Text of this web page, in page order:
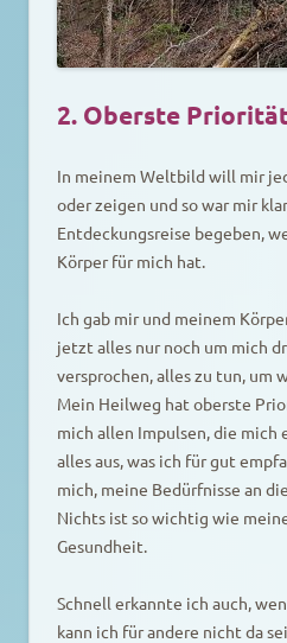
2. Oberste
In meinem Weltbild will mir
oder zeigen und so war mir
Entdeckungsreise begeben,
Körper für mich hat.
Ich gab mir und meinem
jetzt alles nur noch um mich
versprochen, alles zu tun, um
Mein Heilweg hat oberste
mich allen Impulsen, die
alles aus, was ich für gut
mich, meine Bedürfnisse an
Nichts ist so wichtig wie
Gesundheit.
Schnell erkannte ich auch,
kann ich für andere nicht da